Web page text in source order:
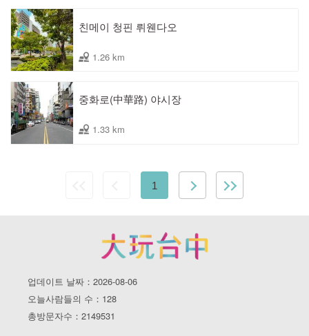
친메이 청핀 뤼웬다오
1.26 km
중화로(中華路) 야시장
1.33 km
1
업데이트 날짜：2026-08-06
오늘사람들의 수：128
총방문자수：2149531